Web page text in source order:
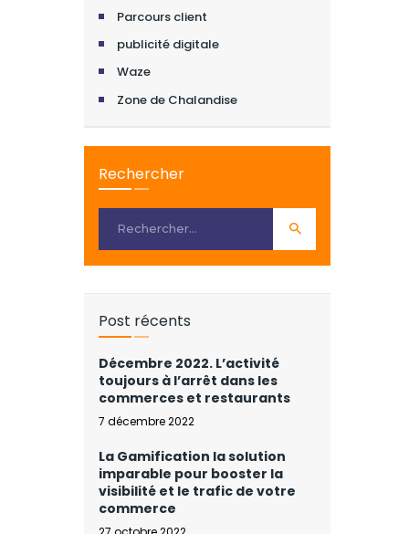
Parcours client
publicité digitale
Waze
Zone de Chalandise
Rechercher
Post récents
Décembre 2022. L’activité
toujours à l’arrêt dans les
commerces et restaurants
7 décembre 2022
La Gamification la solution
imparable pour booster la
visibilité et le trafic de votre
commerce